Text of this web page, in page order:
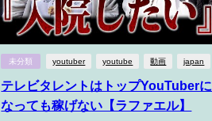
未分類 youtuber youtube 動画 japan
テレビタレントはトップYouTuberに
なっても稼げない【ラファエル】